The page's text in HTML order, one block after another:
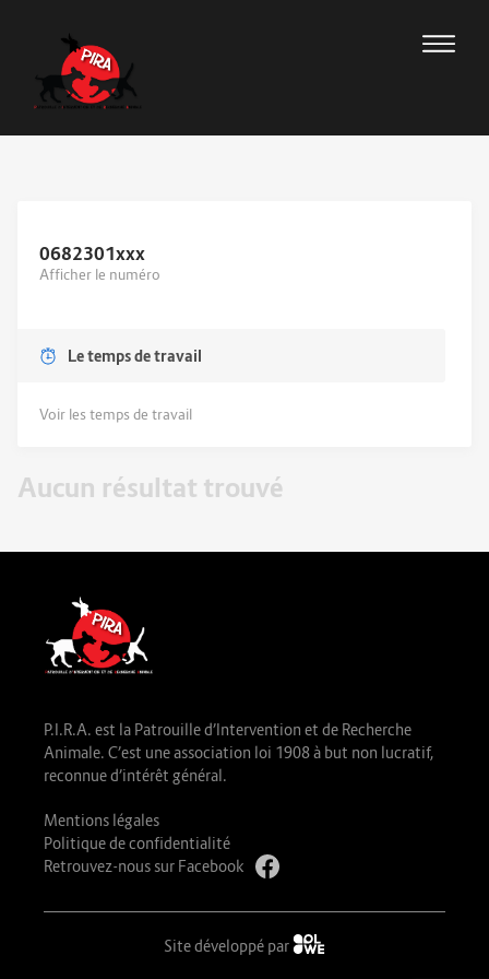
0682301xxx
Afficher le numéro
Le temps de travail
Voir les temps de travail
Aucun résultat trouvé
P.I.R.A. est la Patrouille d’Intervention et de Recherche
Animale. C’est une association loi 1908 à but non lucratif,
reconnue d’intérêt général.
Mentions légales
Politique de confidentialité
Retrouvez-nous sur Facebook
Site développé par